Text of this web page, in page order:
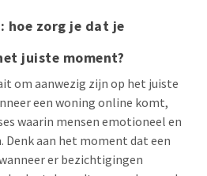
hoe zorg je dat je
juiste moment?
om aanwezig zijn op het juiste
een woning online komt,
waarin mensen emotioneel en
aan het moment dat een
er bezichtigingen